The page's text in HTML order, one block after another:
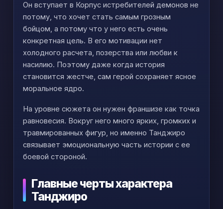
Он вступает в Корпус истребителей демонов не
потому, что хочет стать самым грозным
бойцом, а потому что у него есть очень
конкретная цель. В его мотивации нет
холодного расчета, позерства или любви к
насилию. Поэтому даже когда история
становится жестче, сам герой сохраняет ясное
моральное ядро.
На уровне сюжета он нужен франшизе как точка
равновесия. Вокруг него много ярких, громких и
травмированных фигур, но именно Танджиро
связывает эмоциональную часть истории с ее
боевой стороной.
Главные черты характера
Танджиро